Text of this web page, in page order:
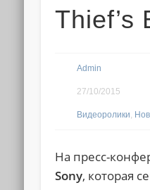
Thief’s
Admin
27/10/2015
Видеоролики
На пресс-
Sony, которая